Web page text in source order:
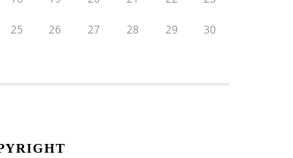
25 26 27 28 29 30